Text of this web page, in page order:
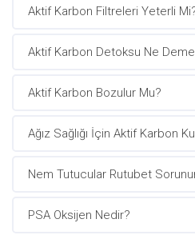
Aktif Karbon Filtreleri Yeterli
Aktif Karbon Detoksu Ne
Aktif Karbon Bozulur Mu?
Ağız Sağlığı İçin Aktif Karbon
Nem Tutucular Rutubet
PSA Oksijen Nedir?